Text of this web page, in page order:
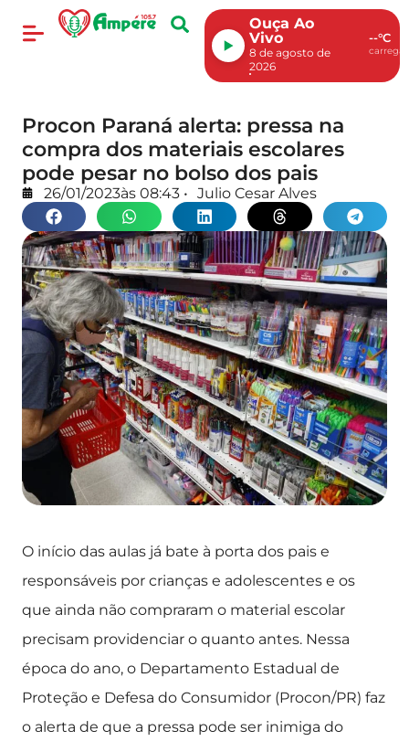
Ouça Ao
Vivo
8 de agosto de
2026
--°C
Procon Paraná alerta: pressa na
compra dos materiais escolares
pode pesar no bolso dos pais
26/01/2023às 08:43 • Julio Cesar Alves
O início das aulas já bate à porta dos pais e
responsáveis por crianças e adolescentes e os
que ainda não compraram o material escolar
precisam providenciar o quanto antes. Nessa
época do ano, o Departamento Estadual de
Proteção e Defesa do Consumidor (Procon/PR) faz
o alerta de que a pressa pode ser inimiga do